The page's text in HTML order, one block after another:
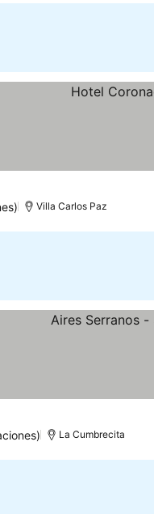
Villa Carlos Paz
La Cumbrecita